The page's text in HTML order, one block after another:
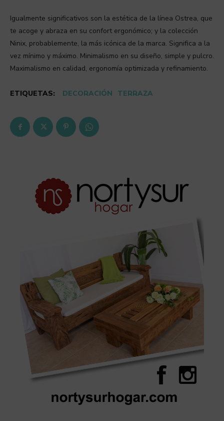
Igualmente significativos son la estética de la línea Ostrea, que
te acoge y abraza en su confort ergonómico; y la colección
Ninix, probablemente, la más icónica de la marca. Significa a la
vez mínimo y máximo. Minimalismo en su diseño, simple y pulcro.
Maximalismo en calidad, ergonomía optimizada y refinamiento.
ETIQUETAS: DECORACIÓN TERRAZA